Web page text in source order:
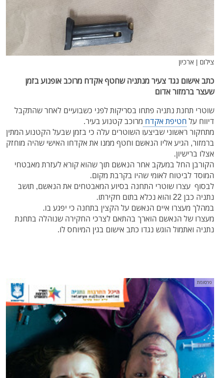
צילום | ארכיון
כתב אישום נגד צעיר מנתניה שחטף אקדח מרוכב אופנוע בזמן
שעצר ברמזור אדום
שוטרי תחנת נתניה פתחו בסריקות לפני כשבועיים לאחר שהתקבל
דיווח על חטיפת אקדח מרוכב קטנוע בעיר.
מתחקור ראשוני שביצעו השוטרים עלה כי בזמן שבעל הקטנוע המתין
ברמזור, הגיע אליו הנאשם וחטף ממנו את אקדחו האישי שהיה מוחזק
אצלו ברישיון.
הקורבן החל במעקב אחר הנאשם תוך שהוא קורא לעזרת מאבטחי
המוסד לביטוח לאומי שהיו בקרבת מקום.
לבסוף עצרו שוטרי התחנה בסיוע המאבטחים את הנאשם, תושב
נתניה כבן 22 והוא נכלא בתום חקירתו.
במהלך מעצרו איים הנאשם על הקצין בתחנה כי יפגע בו.
מעצרו של הנאשם הוארך בהתאם לצרכי החקירה שנוהלה בתחנת
נתניה ואתמול הוגש נגדו כתב אישום בגין המיוחס לו.
פרסומת